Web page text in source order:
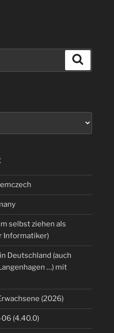
selbst ziehen als
Informatiker)
Deutschland (auch
…) mit
(2026)
(4.40.0)